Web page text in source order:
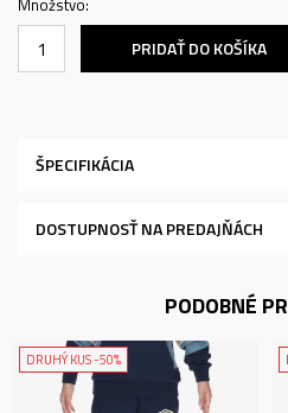
Množstvo:
PRIDAŤ DO KOŠÍKA
ŠPECIFIKÁCIA
DOSTUPNOSŤ NA PREDAJŇÁCH
PODOBNÉ
DRUHÝ KUS -50%